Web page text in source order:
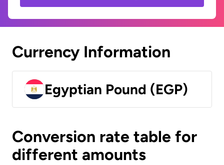
Currency Information
Egyptian Pound (EGP)
Conversion rate table for
different amounts